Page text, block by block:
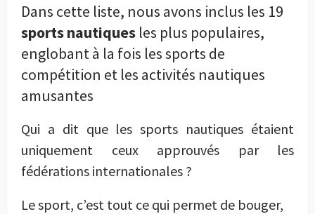
Dans cette liste, nous avons inclus les 19
sports nautiques les plus populaires,
englobant à la fois les sports de
compétition et les activités nautiques
amusantes
Qui a dit que les sports nautiques étaient
uniquement ceux approuvés par les
fédérations internationales ?
Le sport, c’est tout ce qui permet de bouger,